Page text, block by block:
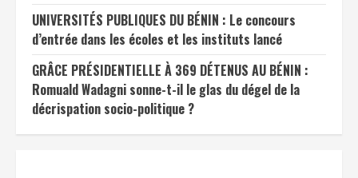
UNIVERSITÉS PUBLIQUES DU BÉNIN : Le concours
d’entrée dans les écoles et les instituts lancé
GRÂCE PRÉSIDENTIELLE À 369 DÉTENUS AU BÉNIN :
Romuald Wadagni sonne-t-il le glas du dégel de la
décrispation socio-politique ?